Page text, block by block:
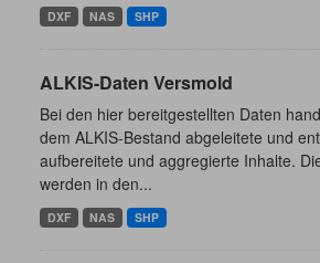
DXF NAS SHP
ALKIS-Daten Versmold
Bei den hier bereitgestellten Daten
dem ALKIS-Bestand abgeleitete und
aufbereitete und aggregierte Inhalte.
werden in den...
DXF NAS SHP